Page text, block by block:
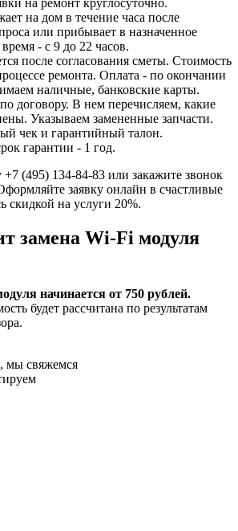
на ремонт круглосуточно.
на дом в течение часа после
или прибывает в назначенное
- с 9 до 22 часов.
после согласования сметы. Стоимость
ремонта. Оплата - по окончании
наличные, банковские карты.
договору. В нем перечисляем, какие
Указываем замененные запчасти.
чек и гарантийный талон.
гарантии - 1 год.
(495) 134-84-83 или закажите звонок
заявку онлайн в счастливые
скидкой на услуги 20%.
замена Wi-Fi модуля
начинается от 750 рублей.
будет рассчитана по результатам
мы свяжемся